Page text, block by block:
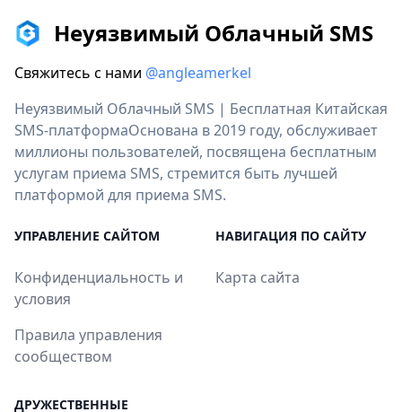
Неуязвимый Облачный SMS
Свяжитесь с нами @angleamerkel
Неуязвимый Облачный SMS | Бесплатная Китайская
SMS-платформаОснована в 2019 году, обслуживает
миллионы пользователей, посвящена бесплатным
услугам приема SMS, стремится быть лучшей
платформой для приема SMS.
УПРАВЛЕНИЕ САЙТОМ
Конфиденциальность и
условия
Правила управления
сообществом
НАВИГАЦИЯ ПО САЙТУ
Карта сайта
ДРУЖЕСТВЕННЫЕ